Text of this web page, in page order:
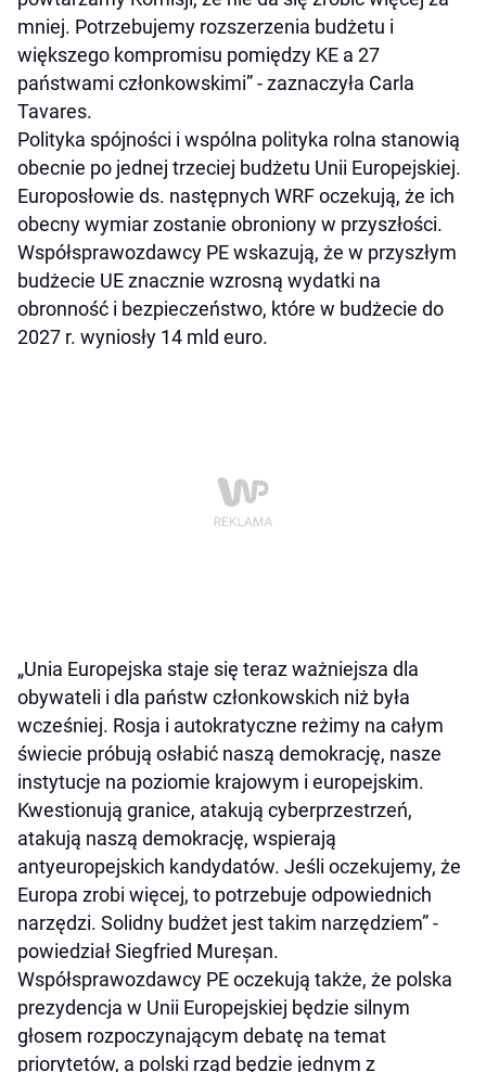
mniej. Potrzebujemy rozszerzenia budżetu i
większego kompromisu pomiędzy KE a 27
państwami członkowskimi” - zaznaczyła Carla
Tavares.
Polityka spójności i wspólna polityka rolna stanowią
obecnie po jednej trzeciej budżetu Unii Europejskiej.
Europosłowie ds. następnych WRF oczekują, że ich
obecny wymiar zostanie obroniony w przyszłości.
Współsprawozdawcy PE wskazują, że w przyszłym
budżecie UE znacznie wzrosną wydatki na
obronność i bezpieczeństwo, które w budżecie do
2027 r. wyniosły 14 mld euro.
„Unia Europejska staje się teraz ważniejsza dla
obywateli i dla państw członkowskich niż była
wcześniej. Rosja i autokratyczne reżimy na całym
świecie próbują osłabić naszą demokrację, nasze
instytucje na poziomie krajowym i europejskim.
Kwestionują granice, atakują cyberprzestrzeń,
atakują naszą demokrację, wspierają
antyeuropejskich kandydatów. Jeśli oczekujemy, że
Europa zrobi więcej, to potrzebuje odpowiednich
narzędzi. Solidny budżet jest takim narzędziem” -
powiedział Siegfried Mureșan.
Współsprawozdawcy PE oczekują także, że polska
prezydencja w Unii Europejskiej będzie silnym
głosem rozpoczynającym debatę na temat
priorytetów, a polski rząd będzie jednym z